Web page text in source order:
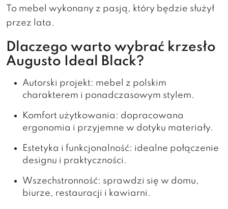
To mebel wykonany z pasją, który będzie służył
przez lata.
Dlaczego warto wybrać krzesło
Augusto Ideal Black?
Autorski projekt: mebel z polskim
charakterem i ponadczasowym stylem.
Komfort użytkowania: dopracowana
ergonomia i przyjemne w dotyku materiały.
Estetyka i funkcjonalność: idealne połączenie
designu i praktyczności.
Wszechstronność: sprawdzi się w domu,
biurze, restauracji i kawiarni.